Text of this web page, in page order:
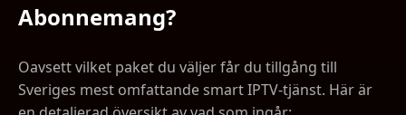
Abonnemang?
Oavsett vilket paket du väljer får du tillgång till
Sveriges mest omfattande smart IPTV-tjänst. Här är